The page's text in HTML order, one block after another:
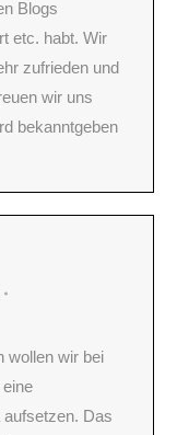
Blogs
etc. habt. Wir
zufrieden und
wir uns
bekanntgeben
wollen wir bei
Das